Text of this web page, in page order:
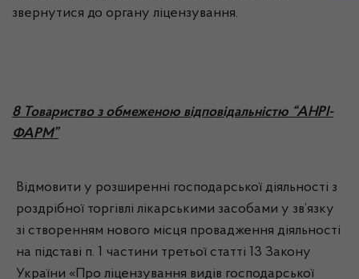
звернутися до органу ліцензування.
8 Товариство з обмеженою відповідальністю “АНРІ-
ФАРМ”
Відмовити у розширенні господарської діяльності з
роздрібної торгівлі лікарськими засобами у зв’язку
зі створенням нового місця провадження діяльності
на підставі п. 1 частини третьої статті 13 Закону
України «Про ліцензування видів господарської